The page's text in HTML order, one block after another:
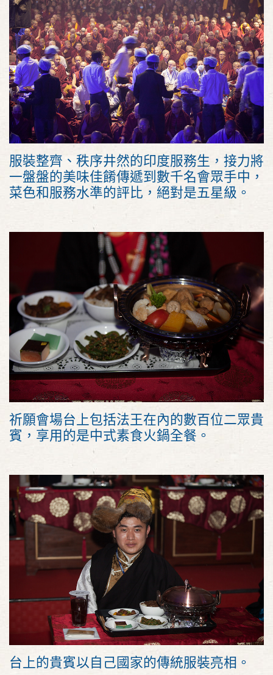
服裝整齊、秩序井然的印度服務生，接力將
一盤盤的美味佳餚傳遞到數千名會眾手中，
菜色和服務水準的評比，絕對是五星級。
祈願會場台上包括法王在內的數百位二眾貴
賓，享用的是中式素食火鍋全餐。
台上的貴賓以自己國家的傳統服裝亮相。